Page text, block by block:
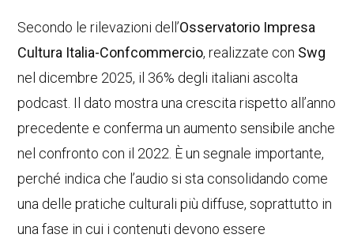
Secondo le rilevazioni dell’Osservatorio Impresa
Cultura Italia-Confcommercio, realizzate con Swg
nel dicembre 2025, il 36% degli italiani ascolta
podcast. Il dato mostra una crescita rispetto all’anno
precedente e conferma un aumento sensibile anche
nel confronto con il 2022. È un segnale importante,
perché indica che l’audio si sta consolidando come
una delle pratiche culturali più diffuse, soprattutto in
una fase in cui i contenuti devono essere